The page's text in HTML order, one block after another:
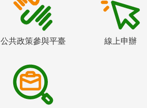
公共政策參與平臺 線上申辦